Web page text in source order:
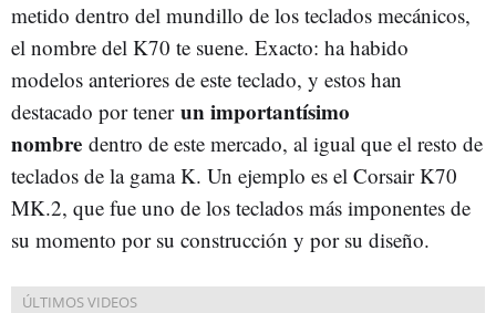
metido dentro del mundillo de los teclados mecánicos,
el nombre del K70 te suene. Exacto: ha habido
modelos anteriores de este teclado, y estos han
destacado por tener un importantísimo
nombre dentro de este mercado, al igual que el resto de
teclados de la gama K. Un ejemplo es el Corsair K70
MK.2, que fue uno de los teclados más imponentes de
su momento por su construcción y por su diseño.